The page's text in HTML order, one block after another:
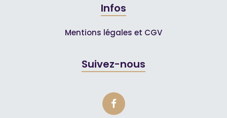
Infos
Mentions légales et CGV
Suivez-nous